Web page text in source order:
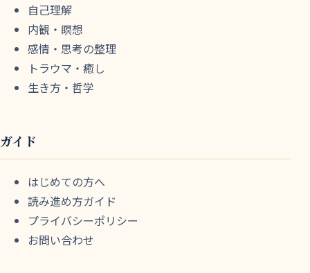
自己理解
内観・瞑想
感情・思考の整理
トラウマ・癒し
生き方・哲学
ガイド
はじめての方へ
読み進め方ガイド
プライバシーポリシー
お問い合わせ